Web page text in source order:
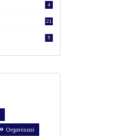
4
21
5
Organisasi